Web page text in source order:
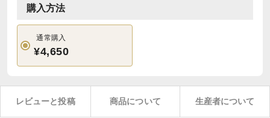
購入方法
通常購入
¥4,650
レビューと投稿 商品について 生産者について